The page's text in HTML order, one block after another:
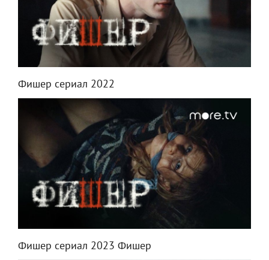
Фишер сериал 2022
Фишер сериал 2023 Фишер